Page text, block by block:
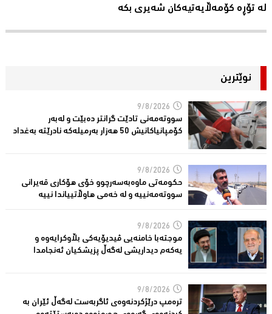
لە تۆڕە کۆمەڵایەتیەکان شەیری بکە
نوێترین
9/8/2026
سووتەمەنى تادێت گرانتر دەبێت و لەبەر
كۆمپانیاكانیش 50 هەزار بەرمیلەکە نادرێتە بەغداد
9/8/2026
حكومەتی ماوەبەسەرچوو خۆی هۆكاری قەیرانی
سووتەمەنییە و لە خەمى هاوڵاتییاندا نییە
9/8/2026
موجتەبا خامنەیی ڤیدیۆیەکی بڵاوكرایەوە و
یەكەم دیداریشی لەگەڵ پزیشكیان ئەنجامدا
9/8/2026
ترەمپ درێژكردنەوەی ئاگربەست لەگەڵ ئێران بە